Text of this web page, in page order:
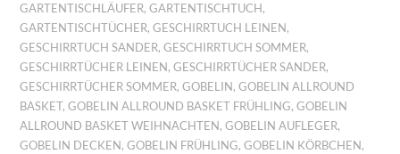
GARTENTISCHLÄUFER,GARTENTISCHTUCH ,
GARTENTISCHTÜCHER,GESCHIRRTUCH LEINEN ,
GESCHIRRTUCH SANDER,GESCHIRRTUCH SOMMER,
GESCHIRRTÜCHER LEINEN ,GESCHIRRTÜCHER SANDER,
GESCHIRRTÜCHER SOMMER,GOBELIN ,GOBELIN ALLROUND
BASKET,GOBELIN ALLROUND BASKET FRÜHLING,GOBELIN
ALLROUND BASKET WEIHNACHTEN ,GOBELIN AUFLEGER,
GOBELIN DECKEN ,GOBELIN FRÜHLING,GOBELIN KÖRBCHEN ,